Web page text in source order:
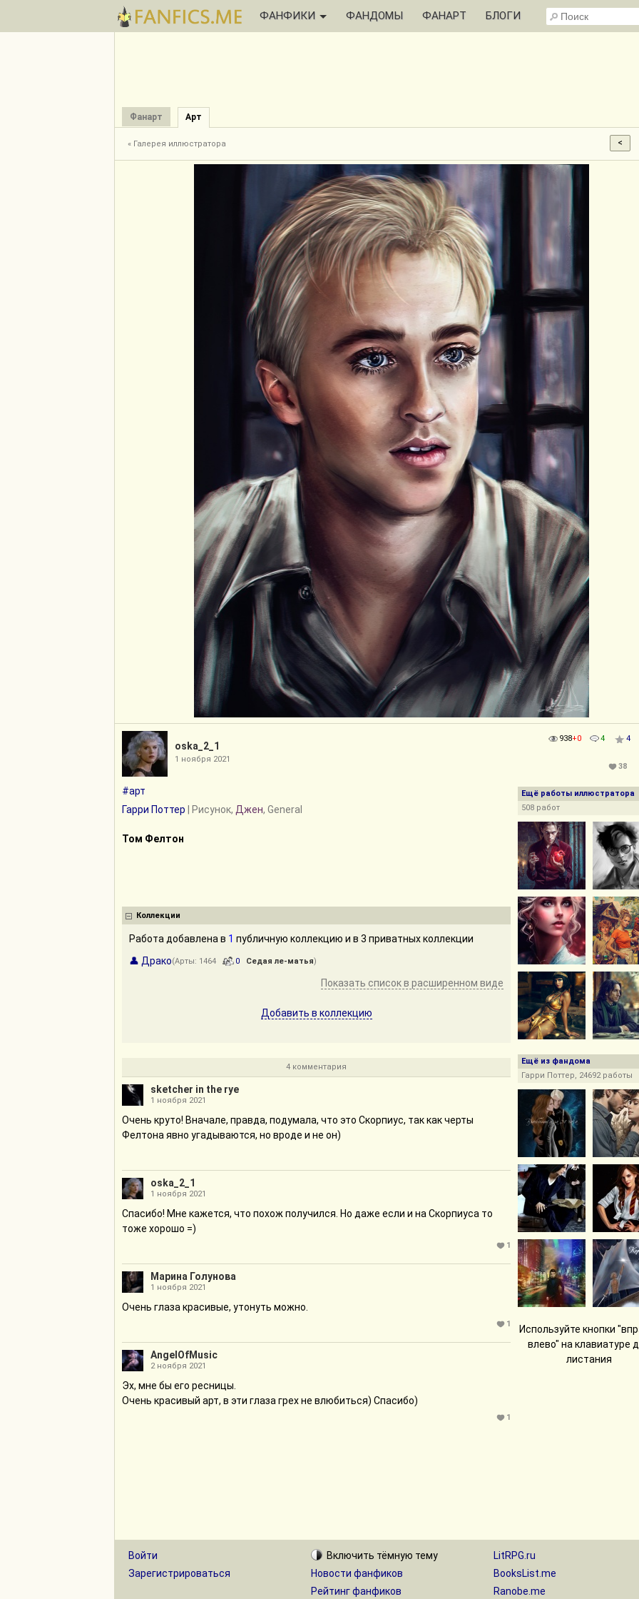
ФАНФИКИ ФАНДОМЫ ФАНАРТ БЛОГИ
Фанарт Арт
« Галерея иллюстратора
oska_2_1
1 ноября 2021
#арт
Гарри Поттер | Рисунок, Джен, General
Том Фелтон
Коллекции
Работа добавлена в 1 публичную коллекцию и в 3 приватных коллекции
👤 Драко(Арты: 1464 0 Седая ле-матья)
Показать список в расширенном виде
Добавить в коллекцию
4 комментария
sketcher in the rye
1 ноября 2021
Очень круто! Вначале, правда, подумала, что это Скорпиус, так как черты
Фелтона явно угадываются, но вроде и не он)
oska_2_1
1 ноября 2021
Спасибо! Мне кажется, что похож получился. Но даже если и на Скорпиуса то
тоже хорошо =)
1
Марина Голунова
1 ноября 2021
Очень глаза красивые, утонуть можно.
1
AngelOfMusic
2 ноября 2021
Эх, мне бы его ресницы.
Очень красивый арт, в эти глаза грех не влюбиться) Спасибо)
1
938+0 4 4
38
Ещё работы иллюстратора
508 работ
Ещё из фандома
Гарри Поттер, 24692 работы
Используйте кнопки
влево" на клавиатуре
листания
Войти
Зарегистрироваться
Включить тёмную тему
Новости фанфиков
Рейтинг фанфиков
LitRPG.ru
BooksList.me
Ranobe.me